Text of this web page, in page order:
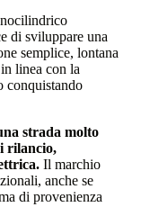
di sviluppare una
semplice, lontana
linea con la
conquistando
strada molto
rilancio,
Il marchio
anche se
di provenienza